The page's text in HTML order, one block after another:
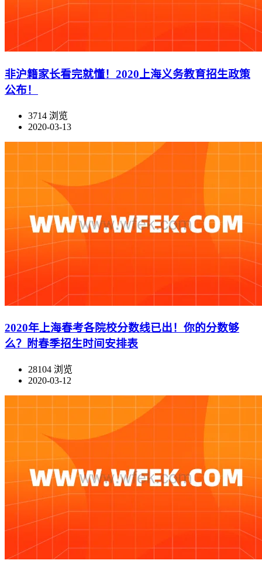
非沪籍家长看完就懂！2020上海义务教育招生政策
公布！
3714 浏览
2020-03-13
2020年上海春考各院校分数线已出！你的分数够
么？附春季招生时间安排表
28104 浏览
2020-03-12